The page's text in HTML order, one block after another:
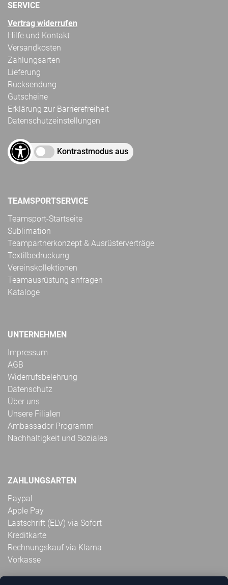
SERVICE
Vertrag widerrufen
Hilfe und Kontakt
Versandkosten
Zahlungsarten
Lieferung
Rücksendung
Gutscheine
Erklärung zur Barrierefreiheit
Datenschutzeinstellungen
Kontrastmodus aus
TEAMSPORTSERVICE
Teamsport-Startseite
Sublimation
Teampartnerkonzept & Ausrüsterverträge
Textilbedruckung
Vereinskollektionen
Teamausrüstung anfragen
Kataloge
UNTERNEHMEN
Impressum
AGB
Widerrufsbelehrung
Datenschutz
Über uns
Unsere Filialen
Ambassador Programm
Nachhaltigkeit und Soziales
ZAHLUNGSARTEN
Paypal
Apple Pay
Lastschrift (ELV) via Sofort
Kreditkarte
Rechnungskauf via Klarna
Vorkasse